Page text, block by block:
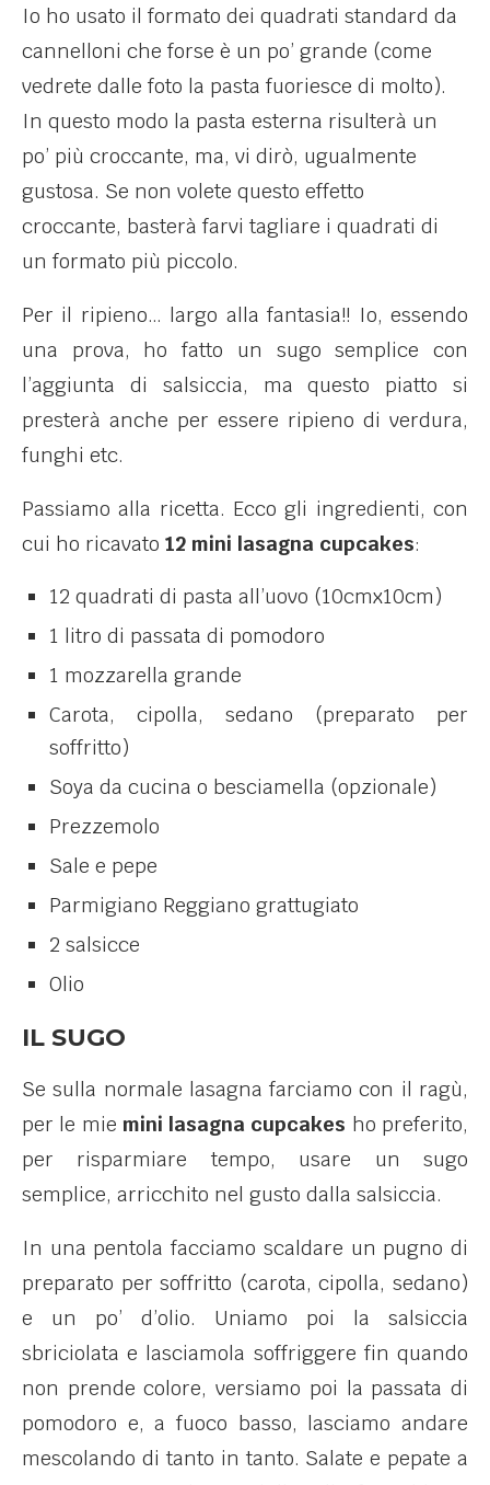
Io ho usato il formato dei quadrati standard da
cannelloni che forse è un po’ grande (come
vedrete dalle foto la pasta fuoriesce di molto).
In questo modo la pasta esterna risulterà un
po’ più croccante, ma, vi dirò, ugualmente
gustosa. Se non volete questo effetto
croccante, basterà farvi tagliare i quadrati di
un formato più piccolo.
Per il ripieno… largo alla fantasia!! Io, essendo
una prova, ho fatto un sugo semplice con
l’aggiunta di salsiccia, ma questo piatto si
presterà anche per essere ripieno di verdura,
funghi etc.
Passiamo alla ricetta. Ecco gli ingredienti, con
cui ho ricavato 12 mini lasagna cupcakes:
12 quadrati di pasta all’uovo (10cmx10cm)
1 litro di passata di pomodoro
1 mozzarella grande
Carota, cipolla, sedano (preparato per
soffritto)
Soya da cucina o besciamella (opzionale)
Prezzemolo
Sale e pepe
Parmigiano Reggiano grattugiato
2 salsicce
Olio
IL SUGO
Se sulla normale lasagna farciamo con il ragù,
per le mie mini lasagna cupcakes ho preferito,
per risparmiare tempo, usare un sugo
semplice, arricchito nel gusto dalla salsiccia.
In una pentola facciamo scaldare un pugno di
preparato per soffritto (carota, cipolla, sedano)
e un po’ d’olio. Uniamo poi la salsiccia
sbriciolata e lasciamola soffriggere fin quando
non prende colore, versiamo poi la passata di
pomodoro e, a fuoco basso, lasciamo andare
mescolando di tanto in tanto. Salate e pepate a